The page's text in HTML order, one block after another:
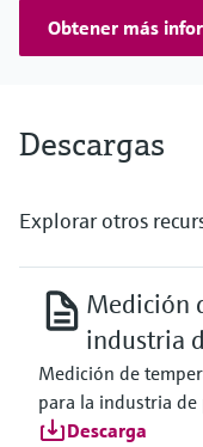
Obtener más
Descargas
Explorar otros
Medición
industria
Medición de
para la industria de
Descarga